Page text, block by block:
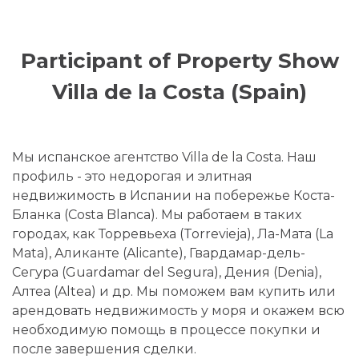
Participant of Property Show
Villa de la Costa (Spain)
Мы испанское агентство Villa de la Costa. Наш
профиль - это недорогая и элитная
недвижимость в Испании на побережье Коста-
Бланка (Costa Blanca). Мы работаем в таких
городах, как Торревьеха (Torrevieja), Ла-Мата (La
Mata), Аликанте (Alicante), Гвардамар-дель-
Сегура (Guardamar del Segura), Дения (Denia),
Алтеа (Altea) и др. Мы поможем вам купить или
арендовать недвижимость у моря и окажем всю
необходимую помощь в процессе покупки и
после завершения сделки.